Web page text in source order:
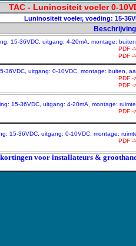
TAC - Luninositeit voeler 0-
Luninositeit voeler, voeding: 15-
15-36VDC, uitgang: 4-20mA, montage:
PDF -
PDF -
36VDC, uitgang: 0-10VDC, montage: buiten,
PDF -
PDF -
15-36VDC, uitgang: 4-20mA, montage:
PDF -
15-36VDC, uitgang: 0-10VDC, montage:
PDF -
voor installateurs &